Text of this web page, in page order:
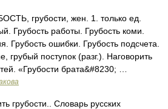
грубости, жен. 1. только ед.
Грубость работы. Грубость коми.
Грубость ошибки. Грубость подсчета.
грубый поступок (разг.). Наговорить
«Грубости брата&#8230; …
грубости.. Словарь русских